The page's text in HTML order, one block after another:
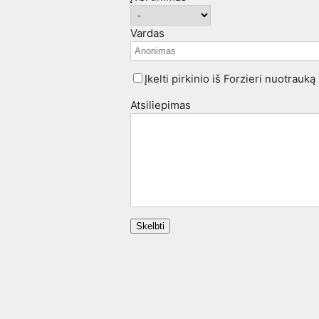
Vardas
Įkelti pirkinio iš Forzieri nuotrauką
Atsiliepimas